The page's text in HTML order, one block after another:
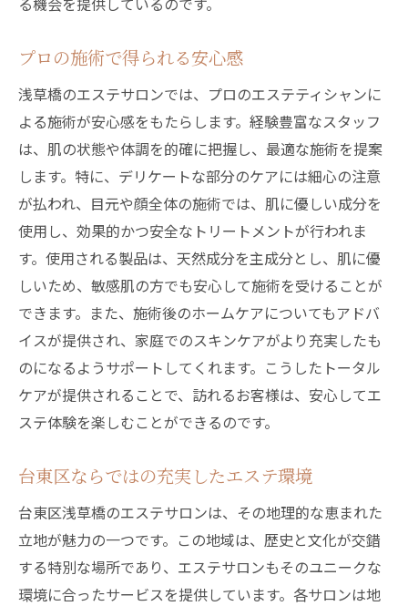
プロの施術で得られる安心感
浅草橋のエステサロンでは、プロのエステティシャンに
よる施術が安心感をもたらします。経験豊富なスタッフ
は、肌の状態や体調を的確に把握し、最適な施術を提案
します。特に、デリケートな部分のケアには細心の注意
が払われ、目元や顔全体の施術では、肌に優しい成分を
使用し、効果的かつ安全なトリートメントが行われま
す。使用される製品は、天然成分を主成分とし、肌に優
しいため、敏感肌の方でも安心して施術を受けることが
できます。また、施術後のホームケアについてもアドバ
イスが提供され、家庭でのスキンケアがより充実したも
のになるようサポートしてくれます。こうしたトータル
ケアが提供されることで、訪れるお客様は、安心してエ
ステ体験を楽しむことができるのです。
台東区ならではの充実したエステ環境
台東区浅草橋のエステサロンは、その地理的な恵まれた
立地が魅力の一つです。この地域は、歴史と文化が交錯
する特別な場所であり、エステサロンもそのユニークな
環境に合ったサービスを提供しています。各サロンは地